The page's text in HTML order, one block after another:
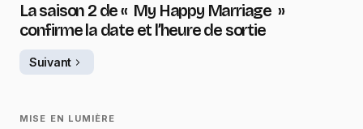
La saison 2 de « My Happy Marriage »
confirme la date et l’heure de sortie
Suivant
MISE EN LUMIÈRE